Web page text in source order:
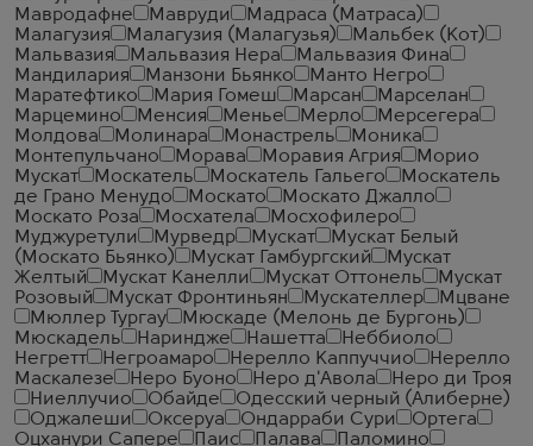
Мавродафне
Мавруди
Мадраса (Матраса)
Малагузия
Малагузия (Малагузья)
Мальбек (Кот)
Мальвазия
Мальвазия Нера
Мальвазия Фина
Мандилария
Манзони Бьянко
Манто Негро
Маратефтико
Мария Гомеш Марсан
Марселан
Марцемино
Менсия Менье Мерло
Мерсегера
Молдова
Молинара Монастрель
Моника
Монтепульчано
Морава Моравия Агрия
Морио
Мускат
Москатель Москатель Гальего
Москатель
де Грано Менудо
Москато
Москато Джалло
Москато Роза
Мосхатела
Мосхофилеро
Муджуретули
Мурведр Мускат
Мускат Белый
(Москато Бьянко)
Мускат Гамбургский
Мускат
Желтый
Мускат Канелли Мускат Оттонель
Мускат
Розовый
Мускат Фронтиньян Мускателлер
Мцване
Мюллер Тургау
Мюскаде (Мелонь де Бургонь)
Мюскадель
Нариндже Нашетта
Неббиоло
Негретт
Негроамаро Нерелло Каппуччио
Нерелло
Маскалезе
Неро Буоно Неро д'Авола
Неро ди Троя
Ниеллучио
Обайде
Одесский черный (Алиберне)
Оджалеши
Оксеруа Ондарраби Сури
Ортега
Оцханури Сапере
Паис Палава
Паломино